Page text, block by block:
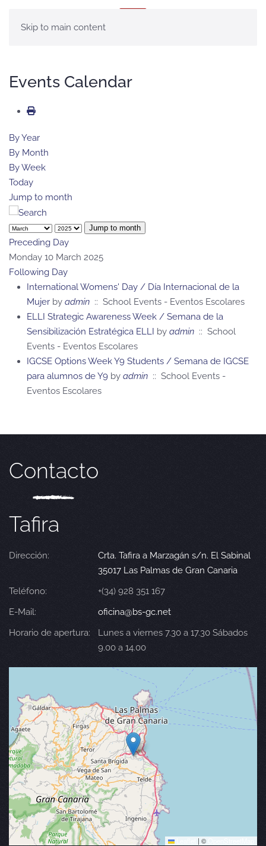
Skip to main content
Events Calendar
By Year
By Month
By Week
Today
Jump to month
Jump to month
Preceding Day
Monday 10 March 2025
Following Day
International Womens' Day / Día Internacional de la
Mujer by admin :: School Events - Eventos Escolares
ELLI Strategic Awareness Week / Semana de la
Sensibilización Estratégica ELLI by admin :: School
Events - Eventos Escolares
IGCSE Options Week Y9 Students / Semana de IGCSE
para alumnos de Y9 by admin :: School Events -
Eventos Escolares
Contacto
Tafira
Dirección:
Crta. Tafira a Marzagán s/n. El Sabinal
35017 Las Palmas de Gran Canaria
Teléfono:
+(34) 928 351 167
E-Mail:
oficina@bs-gc.net
Horario de apertura:
Lunes a viernes 7.30 a 17.30 Sábados
9.00 a 14.00
| ©